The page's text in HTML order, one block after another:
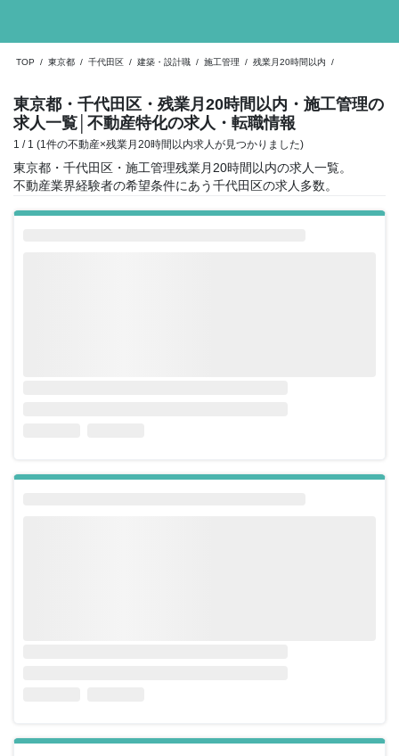
TOP / 東京都 / 千代田区 / 建築・設計職 / 施工管理 / 残業月20時間以内 /
東京都・千代田区・残業月20時間以内・施工管理の
求人一覧 │不動産特化の求人・転職情報
1 / 1 (1件の不動産×残業月20時間以内求人が見つかりました)
東京都・千代田区・施工管理残業月20時間以内の求人一覧。
不動産業界経験者の希望条件にあう千代田区の求人多数。